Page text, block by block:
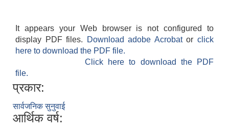
It appears your Web browser is not configured to
display PDF files.
Download adobe Acrobatorclick
here to download the PDF file.
Click here to download the PDF
file.
प्रकार:
सार्वजनिक सुनुवाई
आर्थिक वर्ष: